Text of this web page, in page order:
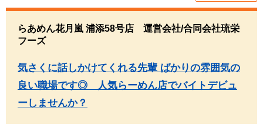
らあめん花月嵐 浦添58号店 運営会社/合同会社琉栄
フーズ
気さくに話しかけてくれる先輩 ばかりの雰囲気の
良い職場です◎ 人気らーめん店でバイトデビュ
ーしませんか？